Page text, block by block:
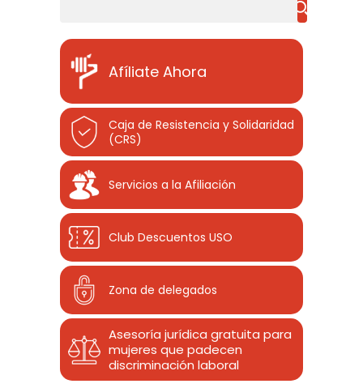
Afíliate Ahora
Caja de Resistencia y Solidaridad
(CRS)
Servicios a la Afiliación
Club Descuentos USO
Zona de delegados
Asesoría jurídica gratuita para
mujeres que padecen
discriminación laboral